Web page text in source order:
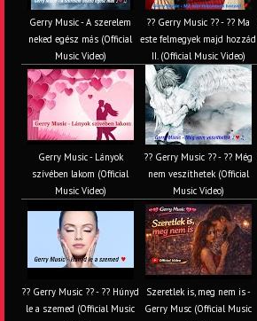
Gerry Music - A szerelem
neked egész más (Official
Music Video)
?? Gerry Music ?? - ?? Ma
este felmegyek majd hozzád
II. (Official Music Video)
Gerry Music - Lányok
szívében lakom (Official
Music Video)
?? Gerry Music ?? - ?? Még
nem veszíthetek (Official
Music Video)
?? Gerry Music ?? - ?? Húnyd
le a szemed (Official Music
Szeretlek is, meg nem is -
Gerry Musc (Official Music